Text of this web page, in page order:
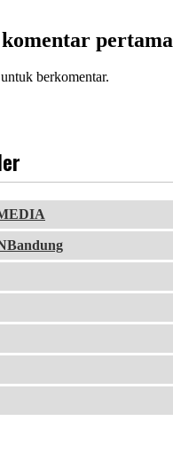
pertama
untuk berkomentar.